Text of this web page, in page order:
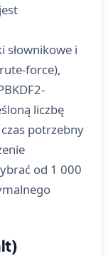
i
force),
liczbę
potrzebny
od 1 000